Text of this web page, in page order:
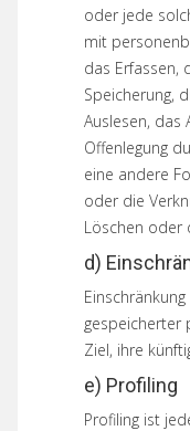
oder jede
mit
das Erfassen,
Speicherung,
Auslesen, das
Offenlegung
eine andere
oder die
Löschen oder
d)
gespeicherter
Ziel, ihre
e) Profiling
Profiling ist